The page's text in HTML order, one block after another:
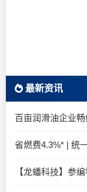
最新资讯
百亩润滑油企业
省燃费4.3%* | 统